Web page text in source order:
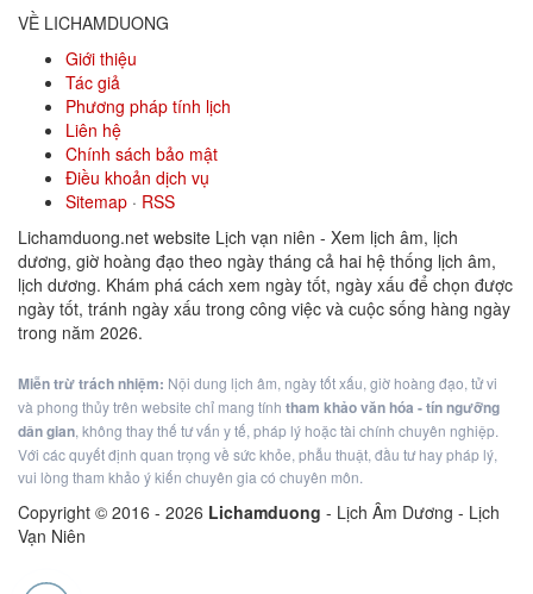
VỀ LICHAMDUONG
Giới thiệu
Tác giả
Phương pháp tính lịch
Liên hệ
Chính sách bảo mật
Điều khoản dịch vụ
Sitemap · RSS
Lichamduong.net website Lịch vạn niên - Xem lịch âm, lịch
dương, giờ hoàng đạo theo ngày tháng cả hai hệ thống lịch âm,
lịch dương. Khám phá cách xem ngày tốt, ngày xấu để chọn được
ngày tốt, tránh ngày xấu trong công việc và cuộc sống hàng ngày
trong năm 2026.
Miễn trừ trách nhiệm: Nội dung lịch âm, ngày tốt xấu, giờ hoàng đạo, tử vi
và phong thủy trên website chỉ mang tính tham khảo văn hóa - tín ngưỡng
dân gian, không thay thế tư vấn y tế, pháp lý hoặc tài chính chuyên nghiệp.
Với các quyết định quan trọng về sức khỏe, phẫu thuật, đầu tư hay pháp lý,
vui lòng tham khảo ý kiến chuyên gia có chuyên môn.
Copyright © 2016 - 2026 Lichamduong - Lịch Âm Dương - Lịch
Vạn Niên